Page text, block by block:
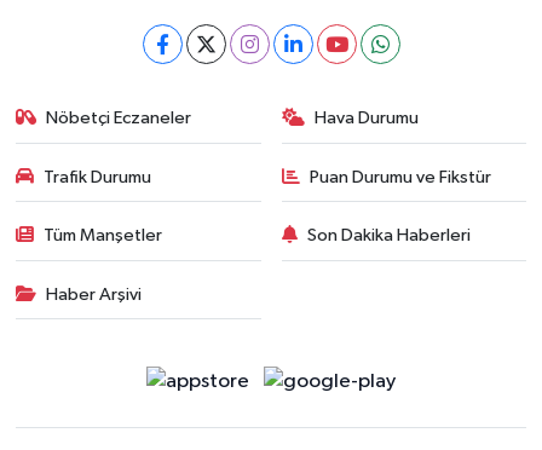
Nöbetçi Eczaneler Hava Durumu
Trafik Durumu Puan Durumu ve Fikstür
Tüm Manşetler Son Dakika Haberleri
Haber Arşivi